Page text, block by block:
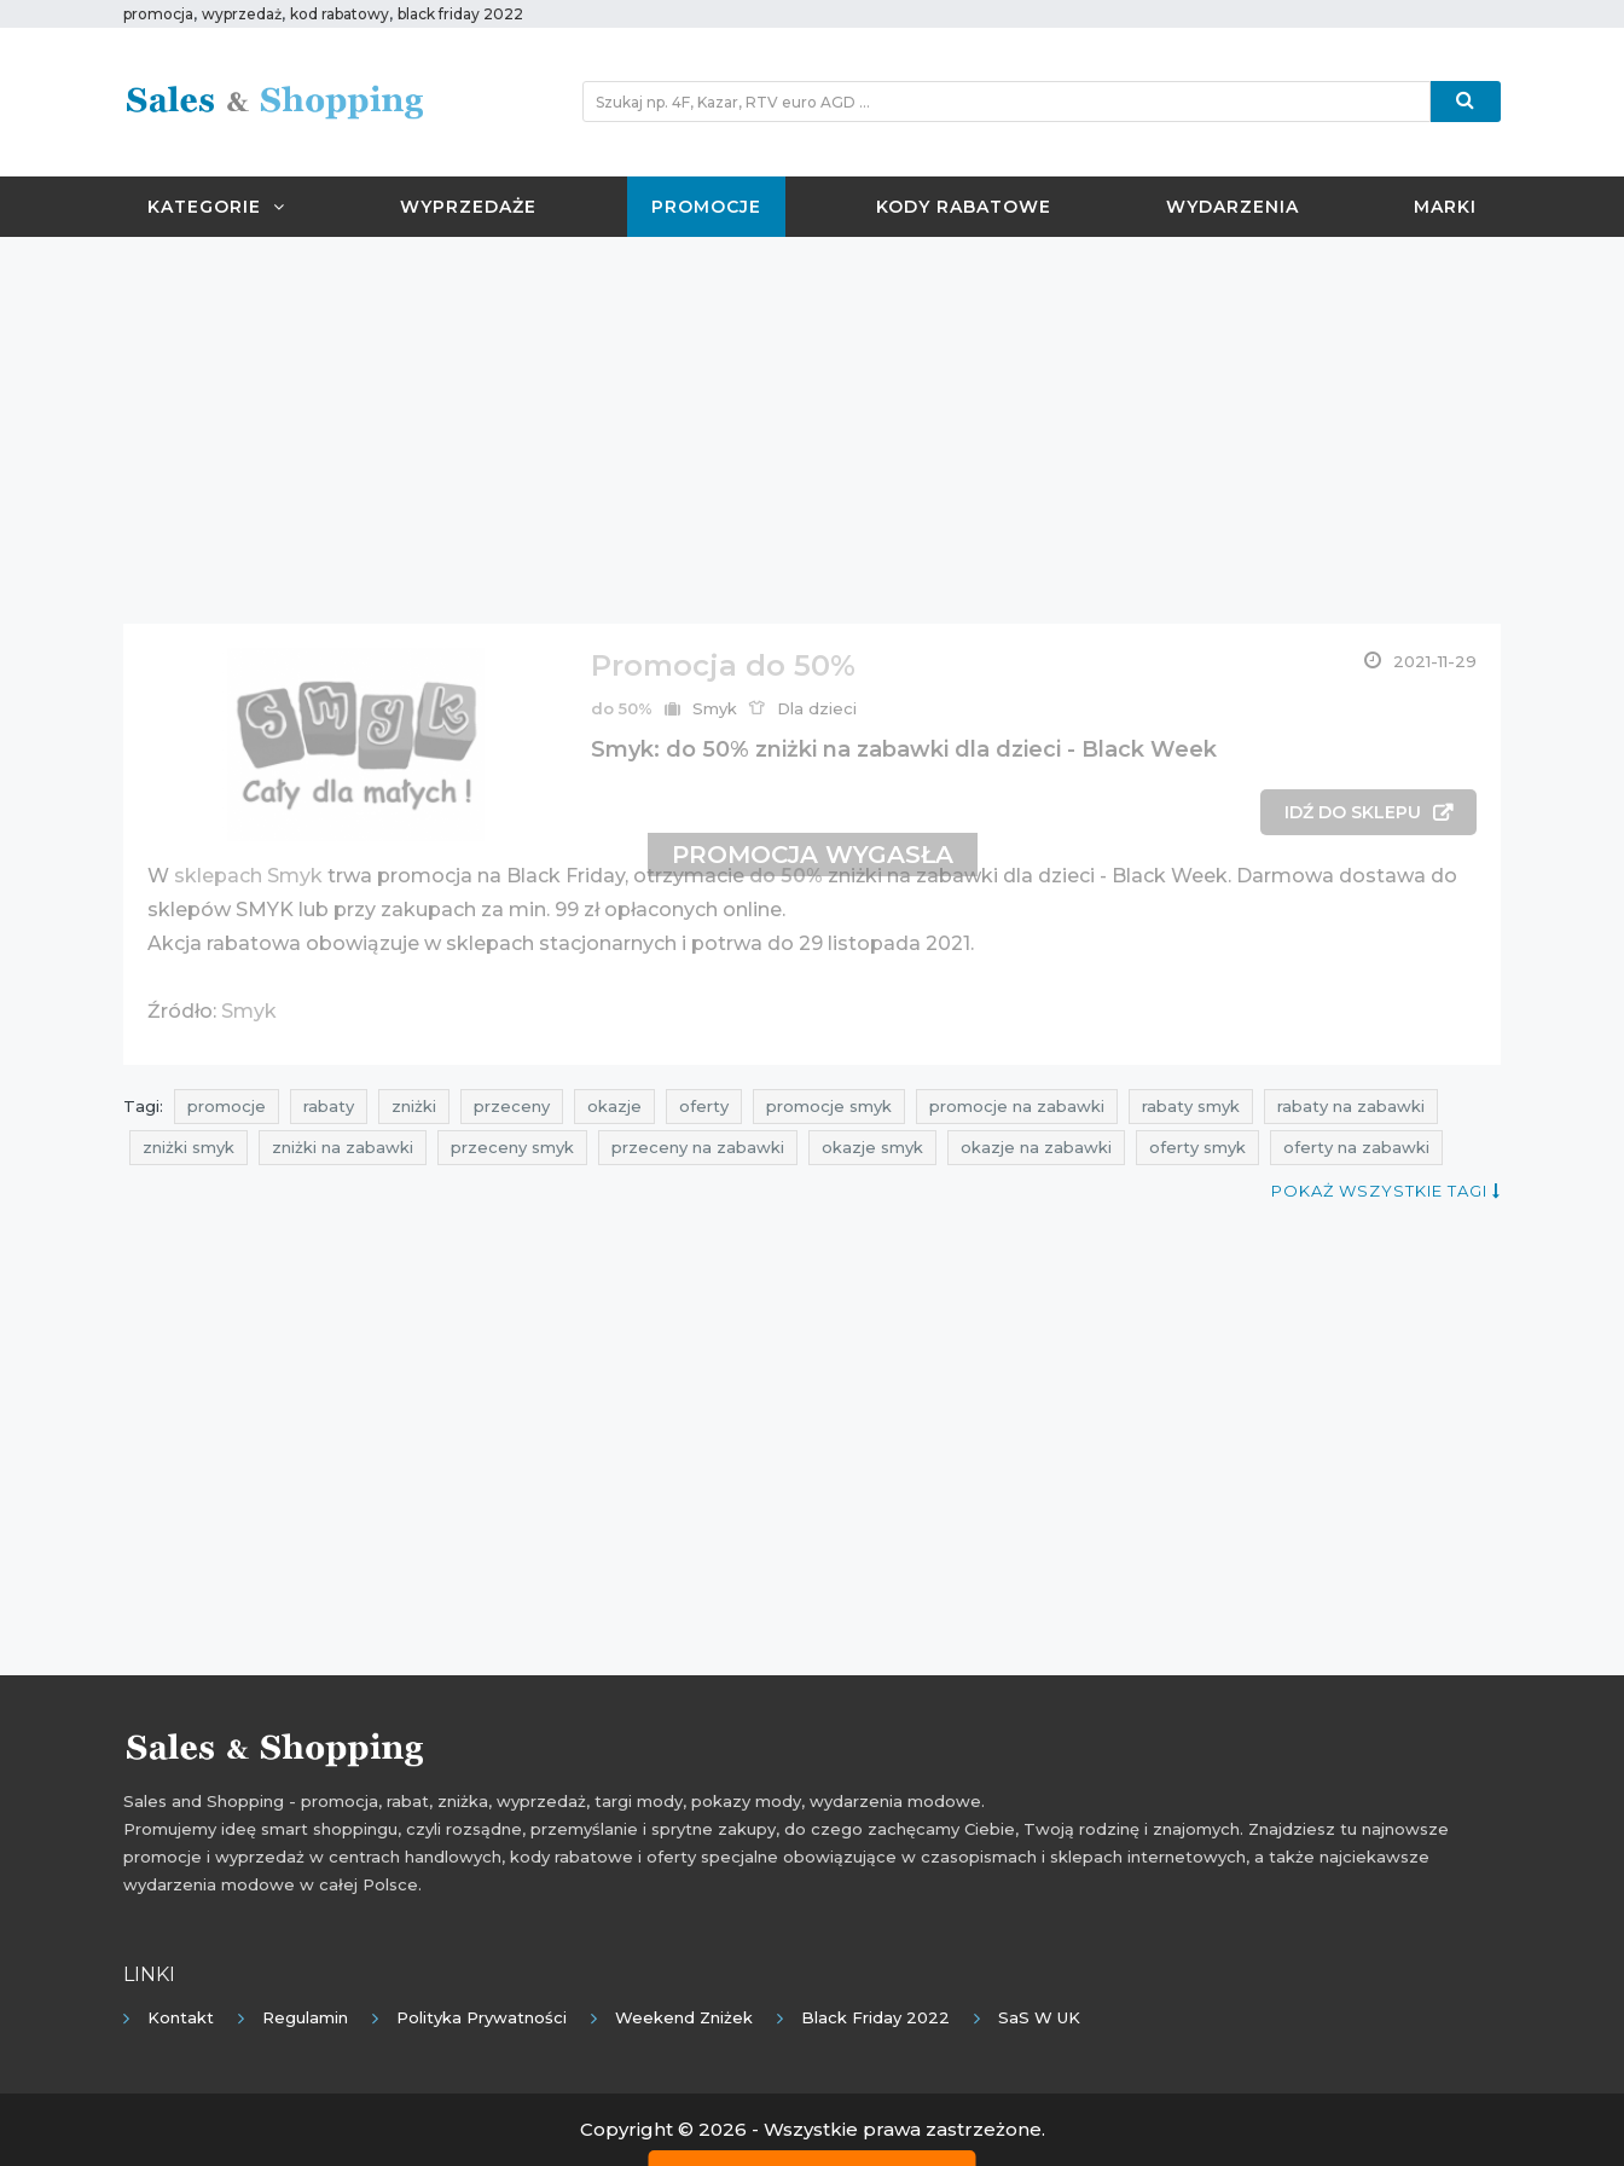
promocja, wyprzedaż, kod rabatowy, black friday 2022
KATEGORIE WYPRZEDAŻE PROMOCJE KODY RABATOWE WYDARZENIA MARKI
Promocja do 50% 2021-11-29
do 50% Smyk Dla dzieci
Smyk: do 50% zniżki na zabawki dla dzieci - Black Week
IDŹ DO SKLEPU
W sklepach Smyk trwa promocja na Black Friday, otrzymaciedo 50%zniżki na zabawki dla dzieci - Black Week. Darmowa dostawa do
sklepów SMYK lub przy zakupach za min. 99 zł opłaconych online.
Akcja rabatowa obowiązuje w sklepach stacjonarnych i potrwa do 29 listopada 2021.
Źródło: Smyk
PROMOCJA WYGASŁA
Tagi: promocje rabaty zniżki przeceny okazje oferty promocje smyk promocje na zabawki rabaty smyk rabaty na zabawki
zniżki smyk zniżki na zabawki przeceny smyk przeceny na zabawki okazje smyk okazje na zabawki oferty smyk oferty na zabawki
POKAŻ WSZYSTKIE TAGI
Sales and Shopping - promocja, rabat, zniżka, wyprzedaż, targi mody, pokazy mody, wydarzenia modowe.
Promujemy ideę smart shoppingu, czyli rozsądne, przemyślanie i sprytne zakupy, do czego zachęcamy Ciebie, Twoją rodzinę i znajomych. Znajdziesz tu najnowsze
promocje i wyprzedaż w centrach handlowych, kody rabatowe i oferty specjalne obowiązujące w czasopismach i sklepach internetowych, a także najciekawsze
wydarzenia modowe w całej Polsce.
LINKI
Kontakt Regulamin Polityka Prywatności Weekend Zniżek Black Friday 2022 SaS W UK
Copyright © 2026 - Wszystkie prawa zastrzeżone.